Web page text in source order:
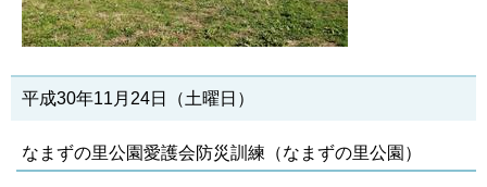
平成30年11月24日（土曜日）
なまずの里公園愛護会防災訓練（なまずの里公園）